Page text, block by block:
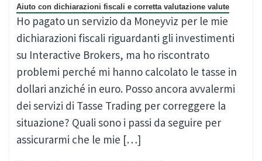
Aiuto con dichiarazioni fiscali e corretta valutazione valute
Ho pagato un servizio da Moneyviz per le mie
dichiarazioni fiscali riguardanti gli investimenti
su Interactive Brokers, ma ho riscontrato
problemi perché mi hanno calcolato le tasse in
dollari anziché in euro. Posso ancora avvalermi
dei servizi di Tasse Trading per correggere la
situazione? Quali sono i passi da seguire per
assicurarmi che le mie […]